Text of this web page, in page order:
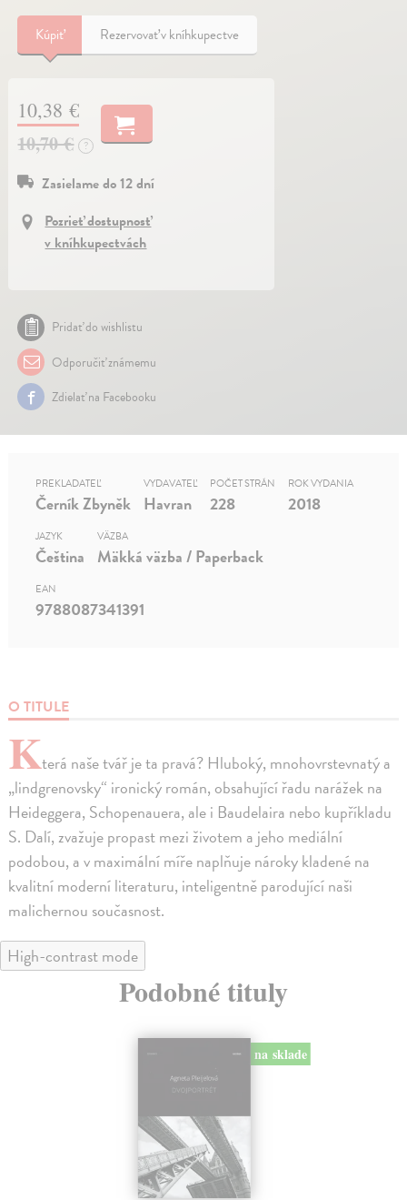
Kúpiť Rezervovať v kníhkupectve
10,38 €
10,70 €
?
Zasielame do 12 dní
Pozrieť dostupnosť
v kníhkupectvách
Pridať do wishlistu
Odporučiť známemu
Zdielať na Facebooku
O TITULE
Která naše tvář je ta pravá? Hluboký, mnohovrstevnatý a
„lindgrenovsky“ ironický román, obsahující řadu narážek na
Heideggera, Schopenauera, ale i Baudelaira nebo kupříkladu
S. Dalí, zvažuje propast mezi životem a jeho mediální
podobou, a v maximální míře naplňuje nároky kladené na
kvalitní moderní literaturu, inteligentně parodující naši
malichernou současnost.
PREKLADATEĽ
Černík Zbyněk
VYDAVATEĽ
Havran
POČET STRÁN
228
ROK VYDANIA
2018
JAZYK
Čeština
VÄZBA
Mäkká väzba / Paperback
EAN
9788087341391
High-contrast mode
Podobné tituly
na sklade